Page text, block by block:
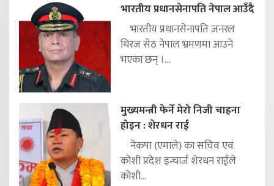
भारतीय प्रधानसेनापति नेपाल आउँदै
भारतीय प्रधानसेनापति जनरल
धिरज सेठ नेपाल भ्रमणमा आउने
भएका छन् ।...
मुख्यमन्त्री फेर्ने मेरो निजी चाहना
होइन : शेरधन राई
नेकपा (एमाले) का सचिव एवं
कोशी प्रदेश इन्चार्ज शेरधन राईले
कोशी...